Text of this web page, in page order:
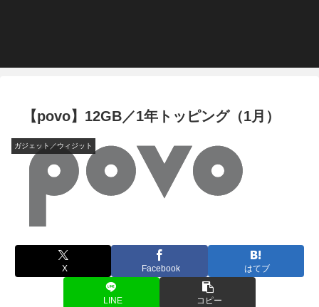
【povo】12GB／1年トッピング（1月）
ガジェット／ウィジット
X Facebook はてブ
LINE コピー